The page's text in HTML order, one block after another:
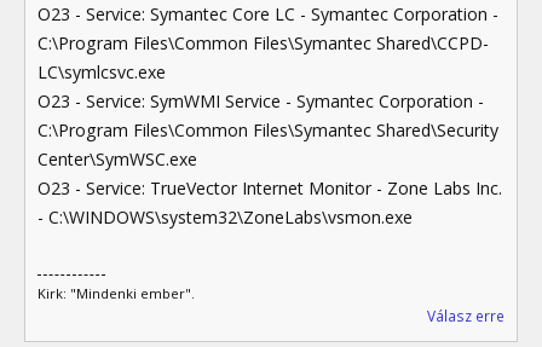
O23 - Service: Symantec Core LC - Symantec Corporation -
C:\Program Files\Common Files\Symantec Shared\CCPD-
LC\symlcsvc.exe
O23 - Service: SymWMI Service - Symantec Corporation -
C:\Program Files\Common Files\Symantec Shared\Security
Center\SymWSC.exe
O23 - Service: TrueVector Internet Monitor - Zone Labs Inc.
- C:\WINDOWS\system32\ZoneLabs\vsmon.exe
Kirk: "Mindenki ember".
Válasz erre